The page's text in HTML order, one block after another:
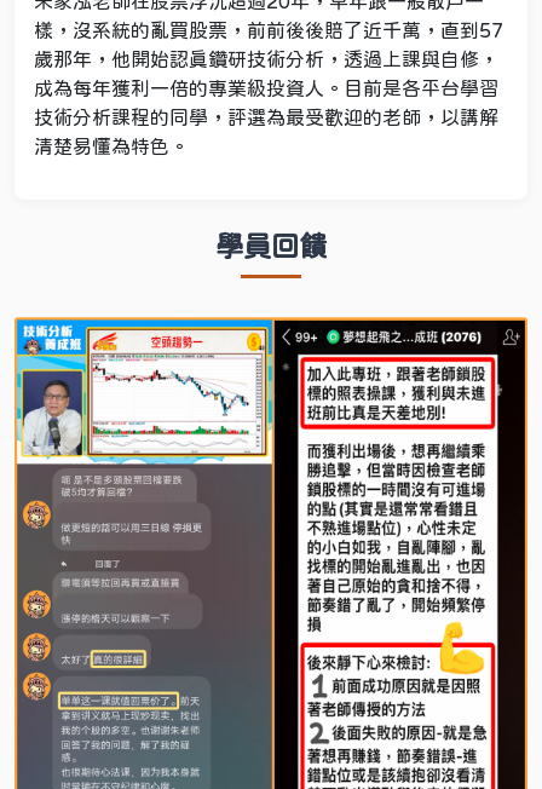
樣，沒系統的亂買股票，前前後後賠了近千萬，直到57
歲那年，他開始認真鑽研技術分析，透過上課與自修，
成為每年獲利一倍的專業級投資人。目前是各平台學習
技術分析課程的同學，評選為最受歡迎的老師，以講解
清楚易懂為特色。
學員回饋